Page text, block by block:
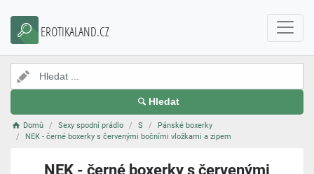
EROTIKALAND.CZ
Hledat
Domů Sexy spodní prádlo S
Pánské boxerky
NEK - černé boxerky s červenými bočními vložkami a zipem
NEK - černé boxerky s červenými